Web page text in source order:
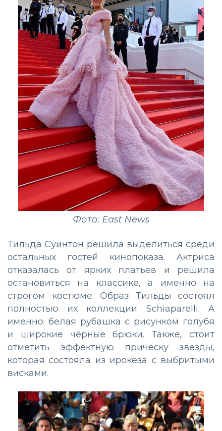
Фото: East News
Тильда Суинтон решила выделиться среди
остальных гостей кинопоказа. Актриса
отказалась от ярких платьев и решила
остановиться на классике, а именно на
строгом костюме. Образ Тильды состоял
полностью их коллекции Schiaparelli. А
именно: белая рубашка с рисунком голубя
и широкие чёрные брюки. Также, стоит
отметить эффектную причёску звезды,
которая состояла из ирокеза с выбритыми
висками.